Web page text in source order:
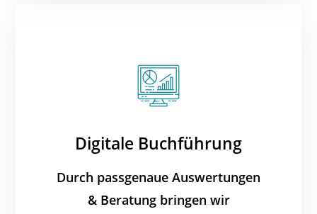
Digitale Buchführung
Durch passgenaue Auswertungen
& Beratung bringen wir